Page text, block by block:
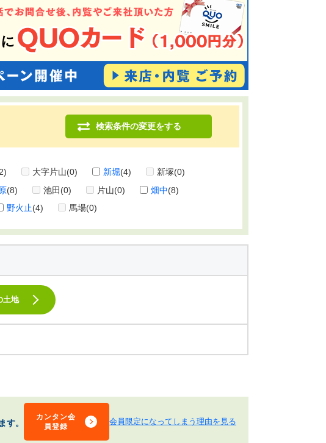
検索条件の変更をする
大字片山(0) 新堀(4) 新塚(0)
(8) 池田(0) 片山(0) 畑中(8)
野火止(4) 馬場(0)
土地
す。
カンタン会
員登録
会員限定になってしまう理由を見る